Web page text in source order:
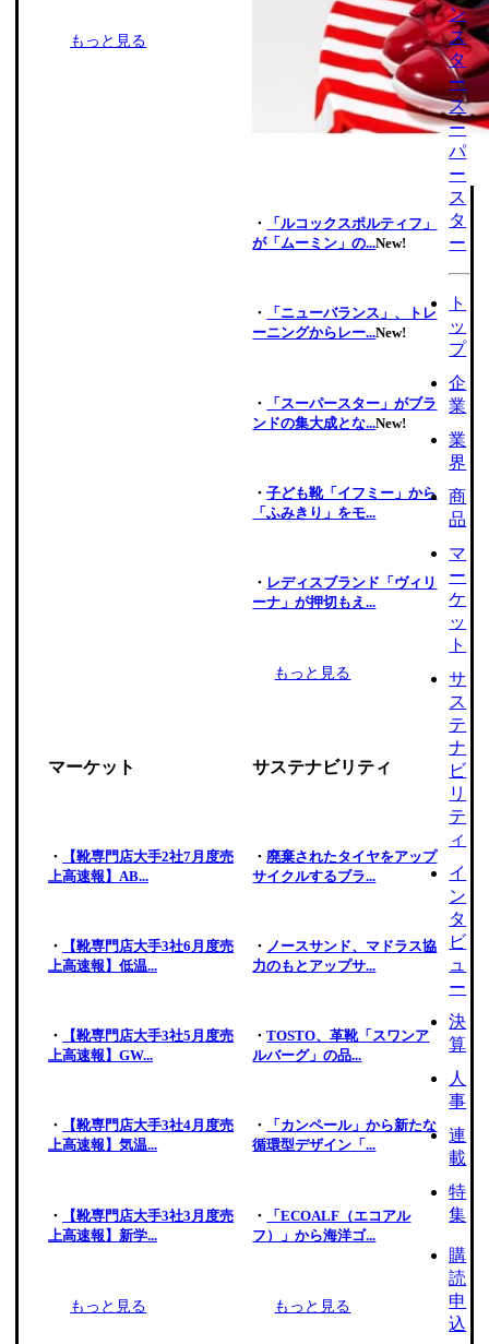
もっと見る
・
「ルコックスポルティフ」
が「ムーミン」の...New!
・
「ニューバランス」、トレ
ーニングからレー...New!
・
「スーパースター」がブラ
ンドの集大成とな...New!
・子ども靴「イフミー」から
「ふみきり」をモ...
・ レディスブランド「ヴィリ
ーナ」が押切もえ...
もっと見る
マーケット
・
【靴専門店大手2社7月度売
上高速報】AB...
・
【靴専門店大手3社6月度売
上高速報】低温...
・
【靴専門店大手3社5月度売
上高速報】GW...
・
【靴専門店大手3社4月度売
上高速報】気温...
・
【靴専門店大手3社3月度売
上高速報】新学...
もっと見る
サステナビリティ
・ 廃棄されたタイヤをアップ
サイクルするブラ...
・ ノースサンド、マドラス協
力のもとアップサ...
・TOSTO、革靴「スワンア
ルバーグ」の品...
・
「カンペール」から新たな
循環型デザイン「...
・
「ECOALF（エコアル
フ）」から海洋ゴ...
もっと見る
ン
ス
タ
ー
ス
ー
パ
ー
ス
タ
ー
ト
ッ
プ
企
業
業
界
商
品
マ
ー
ケ
ッ
ト
サ
ス
テ
ナ
ビ
リ
テ
ィ
イ
ン
タ
ビ
ュ
ー
決
算
人
事
連
載
特
集
購
読
申
込